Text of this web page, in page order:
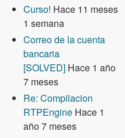
Curso! Hace 11 meses
1 semana
Correo de la cuenta
bancaria
[SOLVED] Hace 1 año
7 meses
Re: Compilacion
RTPEngine Hace 1
año 7 meses